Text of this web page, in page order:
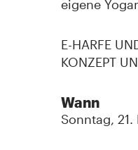
eigene
E-HARFE
KONZEPT
Wann
Sonntag, 21.